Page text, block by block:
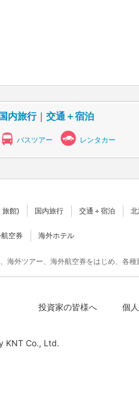
国内旅行｜ 交通＋宿泊
バスツアー レンタカー
旅館) 国内旅行 交通＋宿泊
空券 海外ホテル
海外ツアー、海外航空券をはじめ、各
投資家の皆様へ 個
KNT Co., Ltd.